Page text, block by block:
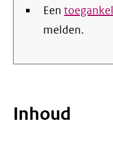
Een
melden.
Inhoud